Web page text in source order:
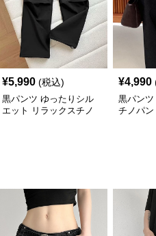
¥5,990 (税込)
黒パンツ ゆったりシル
エット リラックスチノ
¥4,990
黒パン
チノパン